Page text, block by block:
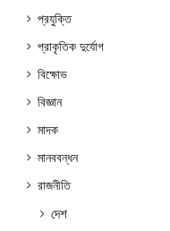
প্রযুক্তি
প্রাকৃতিক দুর্যোগ
বিক্ষোভ
বিজ্ঞান
মাদক
মানববন্ধন
রাজনীতি
দেশ